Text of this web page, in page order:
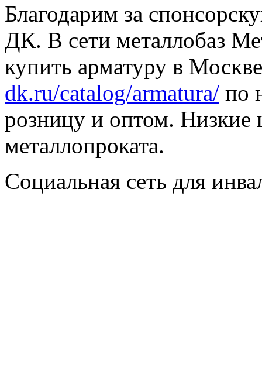
Благодарим за
ДК. В сети металлобаз
купить арматуру в
dk.ru/catalog/armatura/ по
розницу и оптом. Низкие
металлопроката.
Социальная сеть для